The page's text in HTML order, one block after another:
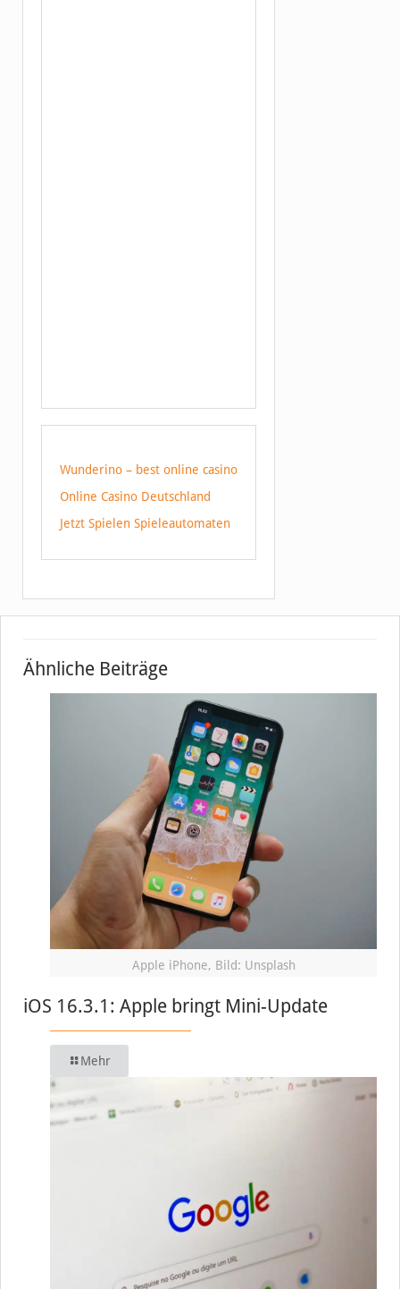
Wunderino – best online casino
Online Casino Deutschland
Jetzt Spielen Spieleautomaten
Ähnliche Beiträge
Apple iPhone, Bild: Unsplash
iOS 16.3.1: Apple bringt Mini-Update
Mehr